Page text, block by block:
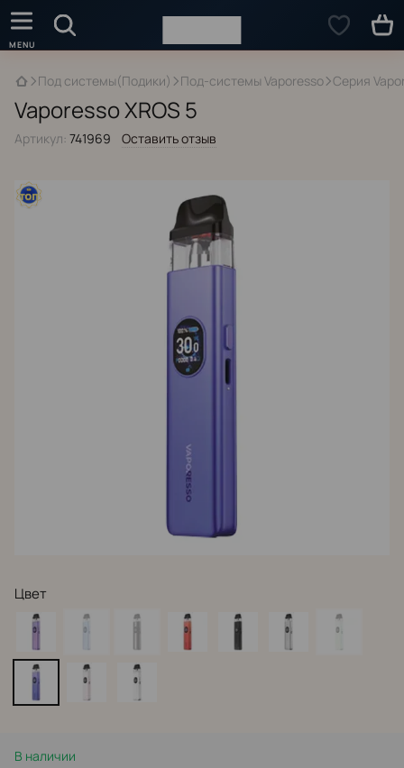
Под системы(Подики) Под-системы Vaporesso Серия
Vaporesso XROS 5
Артикул: 741969 Оставить отзыв
Цвет
В наличии